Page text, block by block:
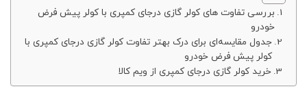
بررسی تفاوت های کولر گازی درجای کمپری با کولر پیش‌ فرض
خودرو
جدول مقایسه‌ای برای درک بهتر تفاوت کولر گازی درجای کمپری با
کولر پیش‌ فرض خودرو
خرید کولر گازی درجای کمپری از ویم کالا